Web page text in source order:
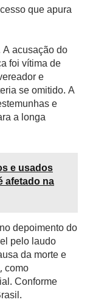
que apura
acusação do
foi vítima de
e
se omitido. A
e
a longa
e usados
afetado na
depoimento do
pelo laudo
da morte e
como
Conforme